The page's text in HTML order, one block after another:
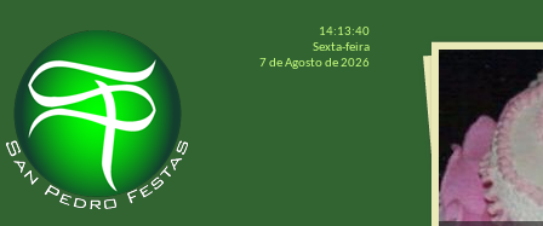
14:13:40
Sexta-feira
7 de Agosto de 2026